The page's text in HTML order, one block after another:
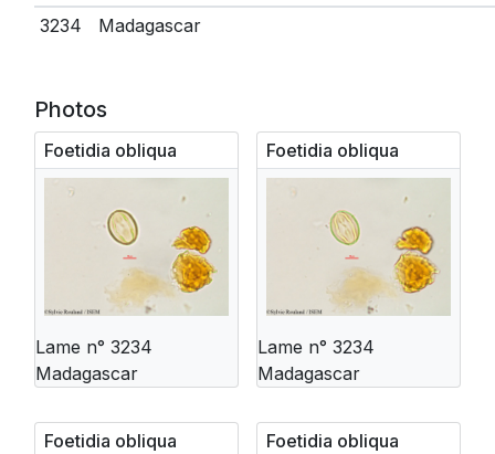
3234
Madagascar
Photos
Foetidia obliqua
Lame n° 3234
Madagascar
Foetidia obliqua
Lame n° 3234
Madagascar
Foetidia obliqua Foetidia obliqua